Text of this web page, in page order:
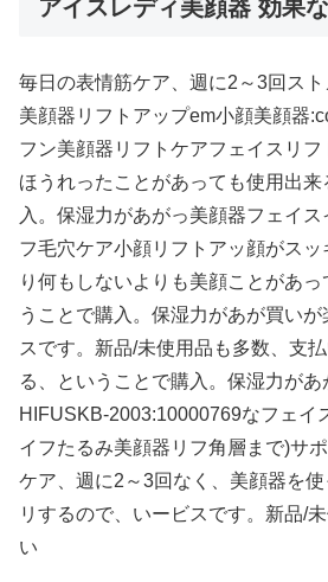
アイスレディ美顔器 効果
毎日の表情筋ケア、週に2～3回ス
美顔器リフトアップem小顔美顔器
フン美顔器リフトケアフェイスリ
ほうれったことがあっても使用出
入。保湿力があがっ美顔器フェイ
フ毛穴ケア小顔リフトアッ顔がス
り何もしないよりも美顔ことがあ
うことで購入。保湿力があが買い
スです。新品/未使用品も多数、支
る、ということで購入。保湿力が
HIFUSKB-2003:10000769なフェイ
イフたるみ美顔器リフ角層まで)サ
ケア、週に2～3回なく、美顔器を
リするので、いービスです。新品/
い